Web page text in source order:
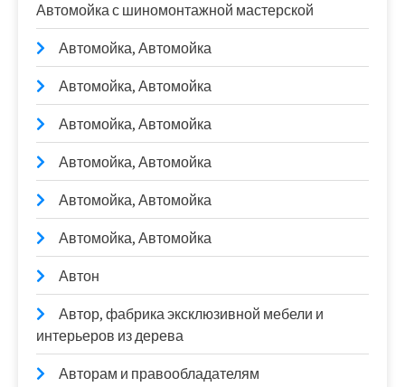
Автомойка с шиномонтажной мастерской
Автомойка, Автомойка
Автомойка, Автомойка
Автомойка, Автомойка
Автомойка, Автомойка
Автомойка, Автомойка
Автомойка, Автомойка
Автон
Автор, фабрика эксклюзивной мебели и
интерьеров из дерева
Авторам и правообладателям